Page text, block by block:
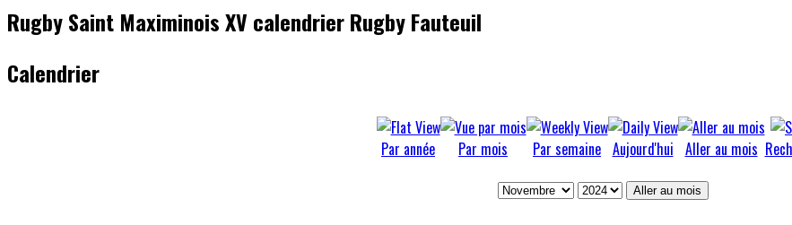
Rugby Saint Maximinois XV calendrier Rugby Fauteuil
Calendrier
Par année Par mois Par semaine Aujourd'hui Aller au mois
Aller au mois